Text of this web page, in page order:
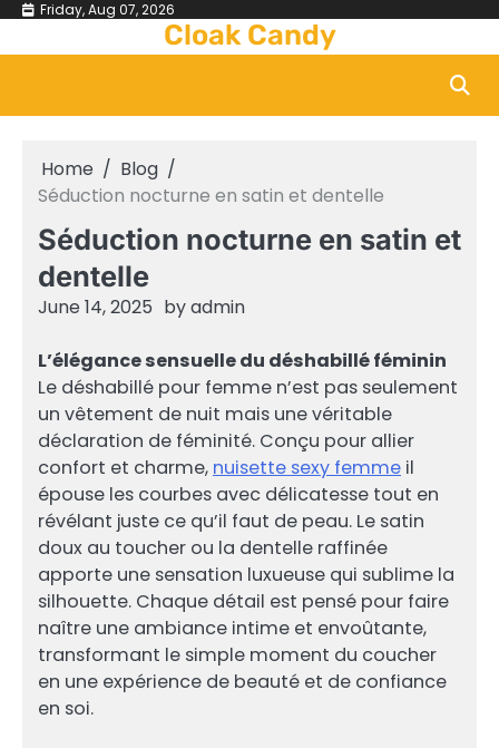
Skip Friday, Aug 07, 2026
Cloak Candy
Home
Blog
Séduction nocturne en satin et dentelle
Séduction nocturne en satin et
dentelle
June 14, 2025 byadmin
L’élégance sensuelle du déshabillé féminin
Le déshabillé pour femme n’est pas seulement
un vêtement de nuit mais une véritable
déclaration de féminité. Conçu pour allier
confort et charme, nuisette sexy femme il
épouse les courbes avec délicatesse tout en
révélant juste ce qu’il faut de peau. Le satin
doux au toucher ou la dentelle raffinée
apporte une sensation luxueuse qui sublime la
silhouette. Chaque détail est pensé pour faire
naître une ambiance intime et envoûtante,
transformant le simple moment du coucher
en une expérience de beauté et de confiance
en soi.